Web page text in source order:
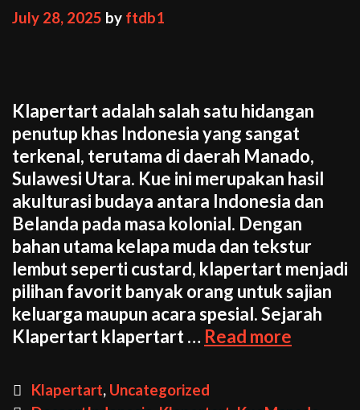
July 28, 2025 by ftdb1
Klapertart adalah salah satu hidangan
penutup khas Indonesia yang sangat
terkenal, terutama di daerah Manado,
Sulawesi Utara. Kue ini merupakan hasil
akulturasi budaya antara Indonesia dan
Belanda pada masa kolonial. Dengan
bahan utama kelapa muda dan tekstur
lembut seperti custard, klapertart menjadi
pilihan favorit banyak orang untuk sajian
keluarga maupun acara spesial. Sejarah
Klapertart klapertart … Read more
Manis
Categories
Klapertart, Uncategorized